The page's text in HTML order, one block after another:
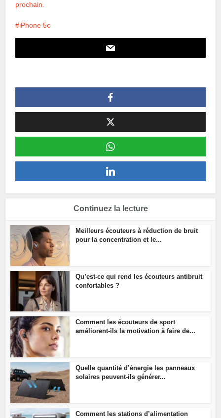
prochain.
iPhone 5c
Continuez la lecture
Meilleurs écouteurs à réduction de bruit
pour la concentration et le...
Qu’est-ce qui rend les écouteurs antibruit
confortables ?
Comment les écouteurs de sport
améliorent-ils la motivation à faire de...
Quelle quantité d’énergie les panneaux
solaires peuvent-ils générer...
Comment les stations d’alimentation